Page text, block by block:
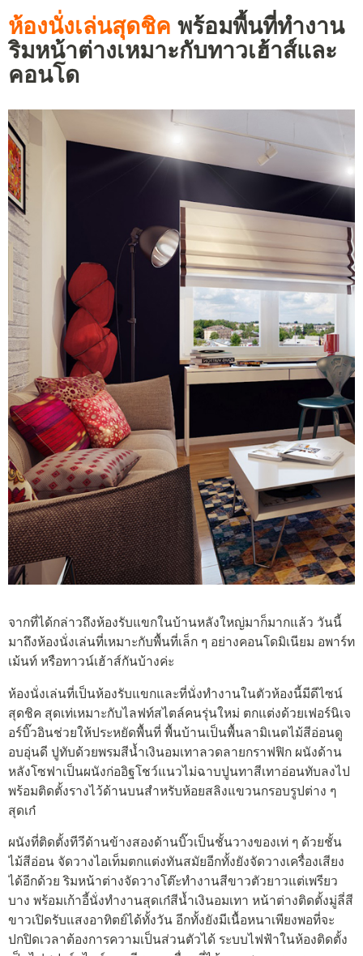
ห้องนั่งเล่นสุดชิค พร้อมพื้นที่ทำงาน
ริมหน้าต่างเหมาะกับทาวเฮ้าส์และ
คอนโด
จากที่ได้กล่าวถึงห้องรับแขกในบ้านหลังใหญ่มาก็มากแล้ว วันนี้
มาถึงห้องนั่งเล่นที่เหมาะกับพื้นที่เล็ก ๆ อย่างคอนโดมิเนียม อพาร์ท
เม้นท์ หรือทาวน์เฮ้าส์กันบ้างค่ะ
ห้องนั่งเล่นที่เป็นห้องรับแขกและที่นั่งทำงานในตัวห้องนี้มีดีไซน์
สุดชิค สุดเท่เหมาะกับไลฟท์สไตล์คนรุ่นใหม่ ตกแต่งด้วยเฟอร์นิเจ
อร์บิ๊วอินช่วยให้ประหยัดพื้นที่ พื้นบ้านเป็นพื้นลามิเนตไม้สีอ่อนดู
อบอุ่นดี ปูทับด้วยพรมสีน้ำเงินอมเทาลวดลายกราฟฟิก ผนังด้าน
หลังโซฟาเป็นผนังก่ออิฐโชว์แนวไม่ฉาบปูนทาสีเทาอ่อนทับลงไป
พร้อมติดตั้งรางไว้ด้านบนสำหรับห้อยสลิงแขวนกรอบรูปต่าง ๆ
สุดเก๋
ผนังที่ติดตั้งทีวีด้านข้างสองด้านบิ๊วเป็นชั้นวางของเท่ ๆ ด้วยชั้น
ไม้สีอ่อน จัดวางไอเท็มตกแต่งทันสมัยอีกทั้งยังจัดวางเครื่องเสียง
ได้อีกด้วย ริมหน้าต่างจัดวางโต๊ะทำงานสีขาวตัวยาวแต่เพรียว
บาง พร้อมเก้าอี้นั่งทำงานสุดเก๋สีน้ำเงินอมเทา หน้าต่างติดตั้งมู่ลี่สี
ขาวเปิดรับแสงอาทิตย์ได้ทั้งวัน อีกทั้งยังมีเนื้อหนาเพียงพอที่จะ
ปกปิดเวลาต้องการความเป็นส่วนตัวได้ ระบบไฟฟ้าในห้องติดตั้ง